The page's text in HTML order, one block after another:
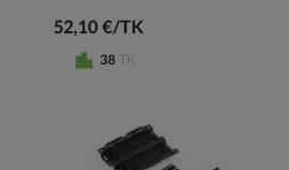
52,10 €/TK
38 TK